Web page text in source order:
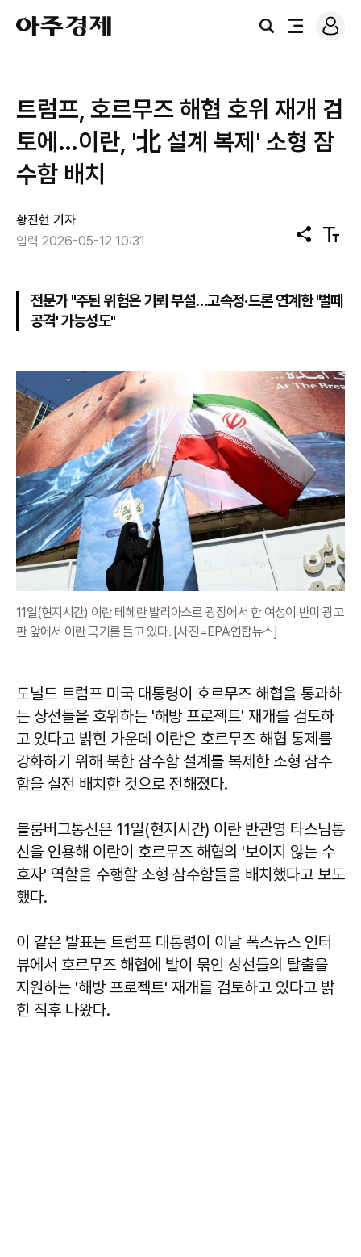
아
주
경
검
전
로
그
트럼프, 호르무즈 해협 호위 재개 검
토에…이란, '北 설계 복제' 소형 잠
수함 배치
황진현 기자
입력 2026-05-12 10:31
공
유
텍
스
기
전문가 "주된 위험은 기뢰 부설…고속정·드론 연계한 '벌떼
공격' 가능성도"
11일(현지시간) 이란 테헤란 발리아스르 광장에서 한 여성이 반미 광고
판 앞에서 이란 국기를 들고 있다. [사진=EPA·연합뉴스]
도널드 트럼프 미국 대통령이 호르무즈 해협을 통과하
는 상선들을 호위하는 '해방 프로젝트' 재개를 검토하
고 있다고 밝힌 가운데 이란은 호르무즈 해협 통제를
강화하기 위해 북한 잠수함 설계를 복제한 소형 잠수
함을 실전 배치한 것으로 전해졌다.
블룸버그통신은 11일(현지시간) 이란 반관영 타스님통
신을 인용해 이란이 호르무즈 해협의 '보이지 않는 수
호자' 역할을 수행할 소형 잠수함들을 배치했다고 보도
했다.
이 같은 발표는 트럼프 대통령이 이날 폭스뉴스 인터
뷰에서 호르무즈 해협에 발이 묶인 상선들의 탈출을
지원하는 '해방 프로젝트' 재개를 검토하고 있다고 밝
힌 직후 나왔다.